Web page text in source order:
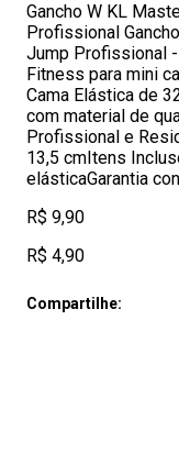
Gancho W KL
Profissional
Jump Profissional -
Fitness para mini
Cama Elástica de
com material de
Profissional e
13,5 cmItens
elásticaGarantia
R$ 9,90
R$ 4,90
Compartilhe: